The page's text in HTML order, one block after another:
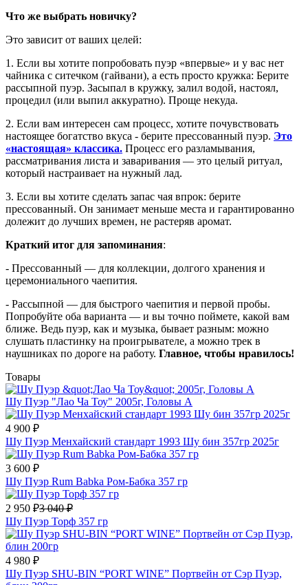
Что же выбрать новичку?
Это зависит от ваших целей:
1. Если вы хотите попробовать пуэр «впервые» и у вас нет
чайника с ситечком (гайвани), а есть просто кружка: Берите
рассыпной пуэр. Засыпал в кружку, залил водой, настоял,
процедил (или выпил аккуратно). Проще некуда.
2. Если вам интересен сам процесс, хотите почувствовать
настоящее богатство вкуса - берите прессованный пуэр. Это
«настоящая» классика. Процесс его разламывания,
рассматривания листа и заваривания — это целый ритуал,
который настраивает на нужный лад.
3. Если вы хотите сделать запас чая впрок: берите
прессованный. Он занимает меньше места и гарантированно
долежит до лучших времен, не растеряв аромат.
Краткий итог для запоминания:
- Прессованный — для коллекции, долгого хранения и
церемониального чаепития.
- Рассыпной — для быстрого чаепития и первой пробы.
Попробуйте оба варианта — и вы точно поймете, какой вам
ближе. Ведь пуэр, как и музыка, бывает разным: можно
слушать пластинку на проигрывателе, а можно трек в
наушниках по дороге на работу. Главное, чтобы нравилось!
Товары
Шу Пуэр "Лао Ча Тоу" 2005г, Головы А
4 900 ₽
Шу Пуэр Менхайский стандарт 1993 Шу бин 357гр 2025г
3 600 ₽
Шу Пуэр Rum Babka Ром-Бабка 357 гр
2 950 ₽3 040 ₽
Шу Пуэр Торф 357 гр
4 980 ₽
Шу Пуэр SHU-BIN “PORT WINE” Портвейн от Сэр Пуэр,